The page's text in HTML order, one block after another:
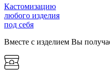
Кастомизацию
любого изделия
под себя
Вместе с изделием Вы